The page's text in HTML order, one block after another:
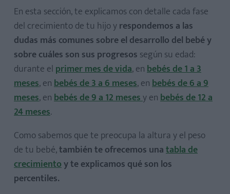
En esta sección, te explicamos con detalle cada fase
del crecimiento de tu hijo yrespondemos a las
dudas más comunes sobre el desarrollo del bebé y
sobre cuáles son sus progresos según su edad:
durante el primer mes de vida, enbebés de 1 a 3
meses, enbebés de 3 a 6 meses, enbebés de 6 a 9
meses, enbebés de 9 a 12 mesesy enbebés de 12 a
24 meses.
Como sabemos que te preocupa la altura y el peso
de tu bebé,también te ofrecemos unatabla de
crecimientoy te explicamos qué son los
percentiles.